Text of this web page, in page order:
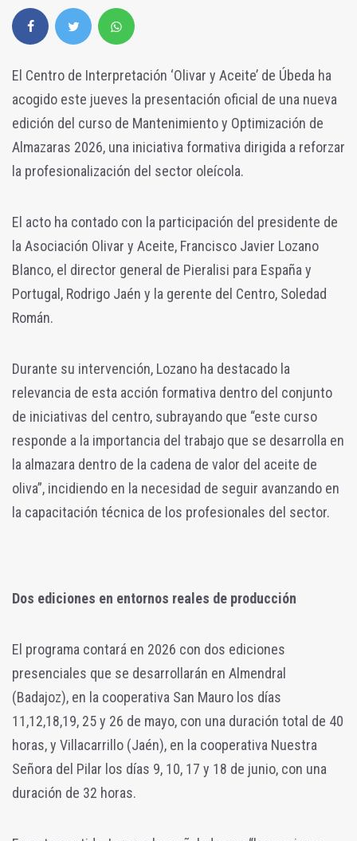
El Centro de Interpretación ‘Olivar y Aceite’ de Úbeda ha
acogido este jueves la presentación oficial de una nueva
edición del curso de Mantenimiento y Optimización de
Almazaras 2026, una iniciativa formativa dirigida a reforzar
la profesionalización del sector oleícola.
El acto ha contado con la participación del presidente de
la Asociación Olivar y Aceite, Francisco Javier Lozano
Blanco, el director general de Pieralisi para España y
Portugal, Rodrigo Jaén y la gerente del Centro, Soledad
Román.
Durante su intervención, Lozano ha destacado la
relevancia de esta acción formativa dentro del conjunto
de iniciativas del centro, subrayando que “este curso
responde a la importancia del trabajo que se desarrolla en
la almazara dentro de la cadena de valor del aceite de
oliva”, incidiendo en la necesidad de seguir avanzando en
la capacitación técnica de los profesionales del sector.
Dos ediciones en entornos reales de producción
El programa contará en 2026 con dos ediciones
presenciales que se desarrollarán en Almendral
(Badajoz), en la cooperativa San Mauro los días
11,12,18,19, 25 y 26 de mayo, con una duración total de 40
horas, y Villacarrillo (Jaén), en la cooperativa Nuestra
Señora del Pilar los días 9, 10, 17 y 18 de junio, con una
duración de 32 horas.